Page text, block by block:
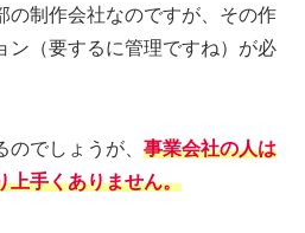
の制作会社なのですが、その作
ン（要するに管理ですね）が必
でしょうが、 事業会社の人は
上手くありません。